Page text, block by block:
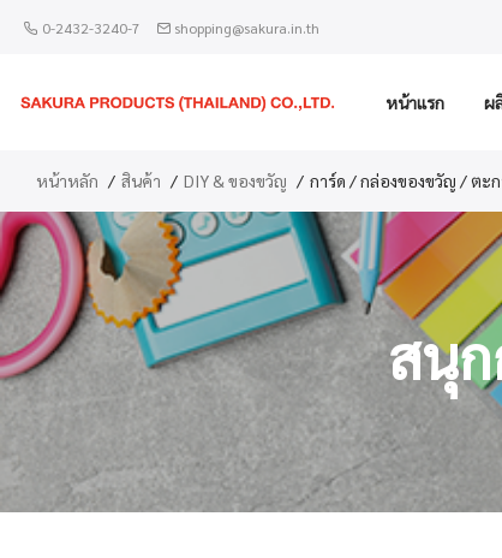
0-2432-3240-7 shopping@sakura.in.th
หน้าแรก ผ
หน้าหลัก สินค้า DIY & ของขวัญ การ์ด / กล่องของขวัญ / ตะก
สนุ